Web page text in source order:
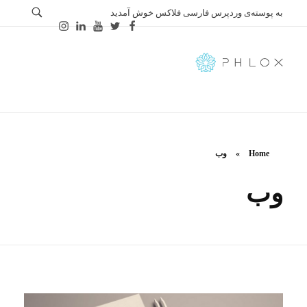
به پوسته‌ی وردپرس فارسی فلاکس خوش آمدید
Home
» وب
وب